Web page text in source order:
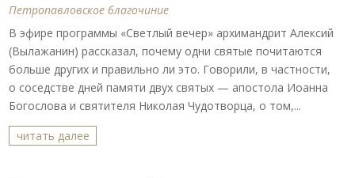
Петропавловское благочиние
В эфире программы «Светлый вечер» архимандрит Алексий
(Вылажанин) рассказал, почему одни святые почитаются
больше других и правильно ли это. Говорили, в частности,
о соседстве дней памяти двух святых — апостола Иоанна
Богослова и святителя Николая Чудотворца, о том,...
читать далее